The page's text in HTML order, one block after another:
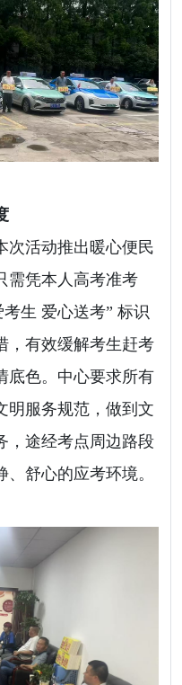
次活动推出暖心便民
需凭本人高考准考
生 爱心送考” 标识
，有效缓解考生赶考
底色。中心要求所有
明服务规范，做到文
，途经考点周边路段
舒心的应考环境。